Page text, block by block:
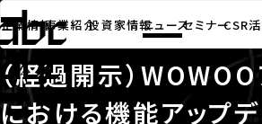
企業情報事業紹介投資家情報ニュースセミナーCSR
2026.05.29
（経過開示）
における機能アップ